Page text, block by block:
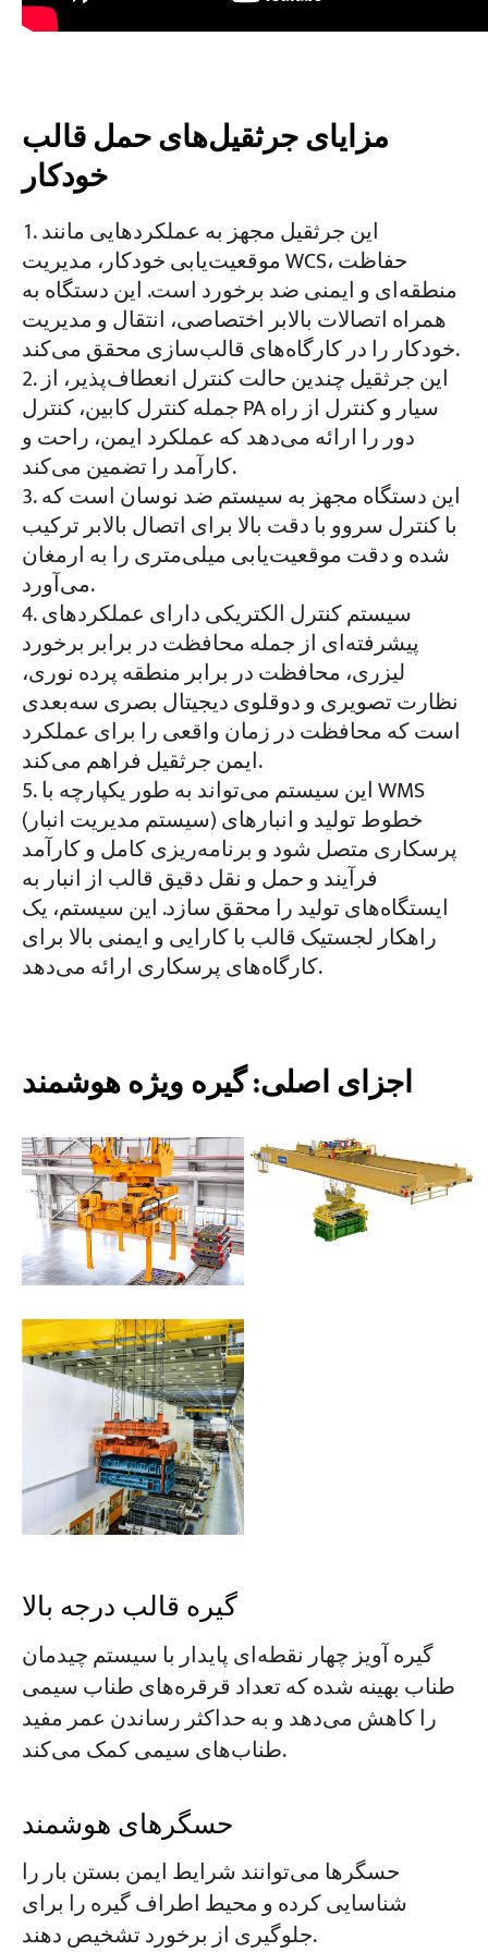
مزایای جرثقیل‌های حمل قالب
خودکار
این جرثقیل مجهز به عملکردهایی مانند
موقعیت‌یابی خودکار، مدیریت WCS، حفاظت
منطقه‌ای و ایمنی ضد برخورد است. این دستگاه به
همراه اتصالات بالابر اختصاصی، انتقال و مدیریت
خودکار را در کارگاه‌های قالب‌سازی محقق می‌کند.
این جرثقیل چندین حالت کنترل انعطاف‌پذیر، از
جمله کنترل کابین، کنترل PA سیار و کنترل از راه
دور را ارائه می‌دهد که عملکرد ایمن، راحت و
کارآمد را تضمین می‌کند.
این دستگاه مجهز به سیستم ضد نوسان است که
با کنترل سروو با دقت بالا برای اتصال بالابر ترکیب
شده و دقت موقعیت‌یابی میلی‌متری را به ارمغان
می‌آورد.
سیستم کنترل الکتریکی دارای عملکردهای
پیشرفته‌ای از جمله محافظت در برابر برخورد
لیزری، محافظت در برابر منطقه پرده نوری،
نظارت تصویری و دوقلوی دیجیتال بصری سه‌بعدی
است که محافظت در زمان واقعی را برای عملکرد
ایمن جرثقیل فراهم می‌کند.
این سیستم می‌تواند به طور یکپارچه با WMS
(سیستم مدیریت انبار) خطوط تولید و انبارهای
پرسکاری متصل شود و برنامه‌ریزی کامل و کارآمد
فرآیند و حمل و نقل دقیق قالب از انبار به
ایستگاه‌های تولید را محقق سازد. این سیستم، یک
راهکار لجستیک قالب با کارایی و ایمنی بالا برای
کارگاه‌های پرسکاری ارائه می‌دهد.
اجزای اصلی: گیره ویژه هوشمند
گیره قالب درجه بالا
گیره آویز چهار نقطه‌ای پایدار با سیستم چیدمان
طناب بهینه شده که تعداد قرقره‌های طناب سیمی
را کاهش می‌دهد و به حداکثر رساندن عمر مفید
طناب‌های سیمی کمک می‌کند.
حسگرهای هوشمند
حسگرها می‌توانند شرایط ایمن بستن بار را
شناسایی کرده و محیط اطراف گیره را برای
جلوگیری از برخورد تشخیص دهند.